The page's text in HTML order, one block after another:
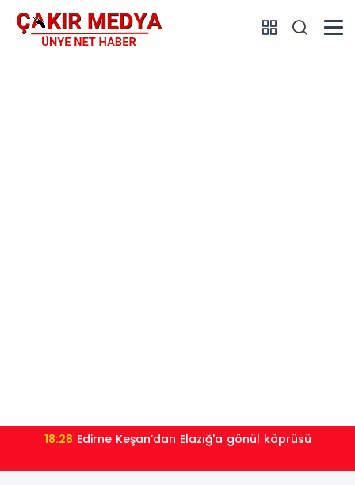
18:28 Edirne Keşan’dan Elazığ'a gönül köprüsü